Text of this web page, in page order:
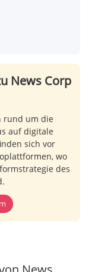
News Corp
rund um die
auf digitale
sich vor
wo
des